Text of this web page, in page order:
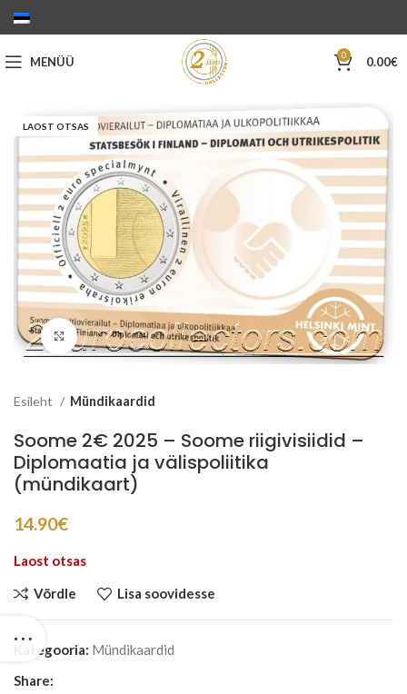
MENÜÜ 0 0.00€
LAOST OTSAS
Suurenda
Esileht Mündikaardid
Soome 2€ 2025 – Soome riigivisiidid –
Diplomaatia ja välispoliitika
(mündikaart)
14.90€
Laost otsas
Võrdle Lisa soovidesse
Kategooria: Mündikaardid
Share: